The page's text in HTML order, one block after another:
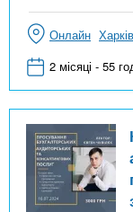
Онлайн Харків
2 місяці - 55